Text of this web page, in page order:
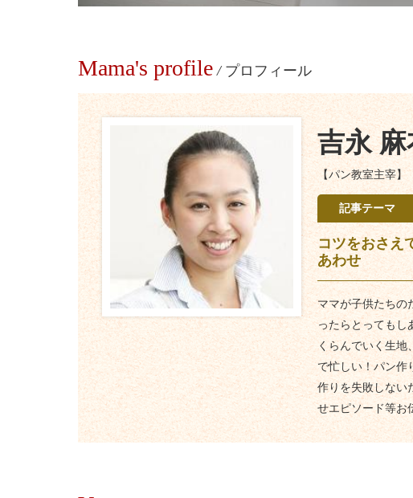
Mama's profile / プロフィール
吉永
【パン教室主宰】
記事テーマ
コツをおさえ
あわせ
ママが子供たちの
ったらとってもし
くらんでいく生地
で忙しい！パン作
作りを失敗しない
せエピソード等お